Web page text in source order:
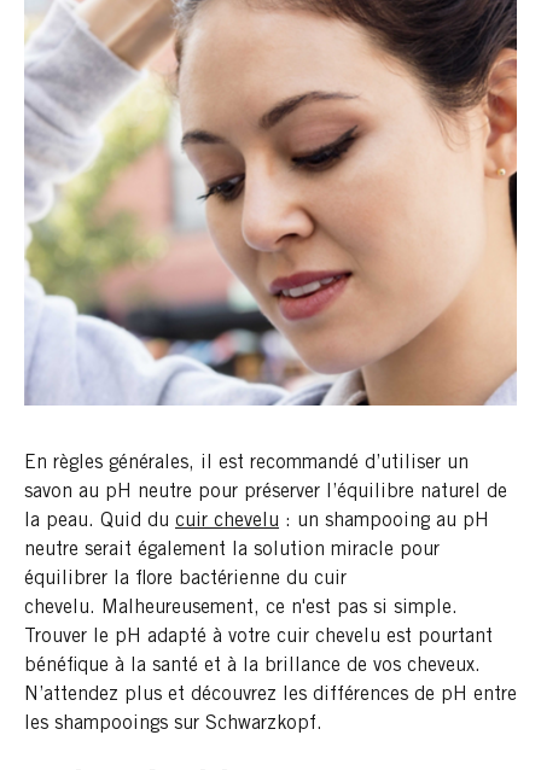
En règles générales, il est recommandé d’utiliser un
savon au pH neutre pour préserver l’équilibre naturel de
la peau. Quid du cuir chevelu : un shampooing au pH
neutre serait également la solution miracle pour
équilibrer la flore bactérienne du cuir
chevelu. Malheureusement, ce n'est pas si simple.
Trouver le pH adapté à votre cuir chevelu est pourtant
bénéfique à la santé et à la brillance de vos cheveux.
N’attendez plus et découvrez les différences de pH entre
les shampooings sur Schwarzkopf.